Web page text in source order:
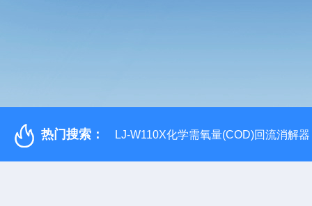
热门搜索： LJ-W110X化学需氧量(COD)回流消解器